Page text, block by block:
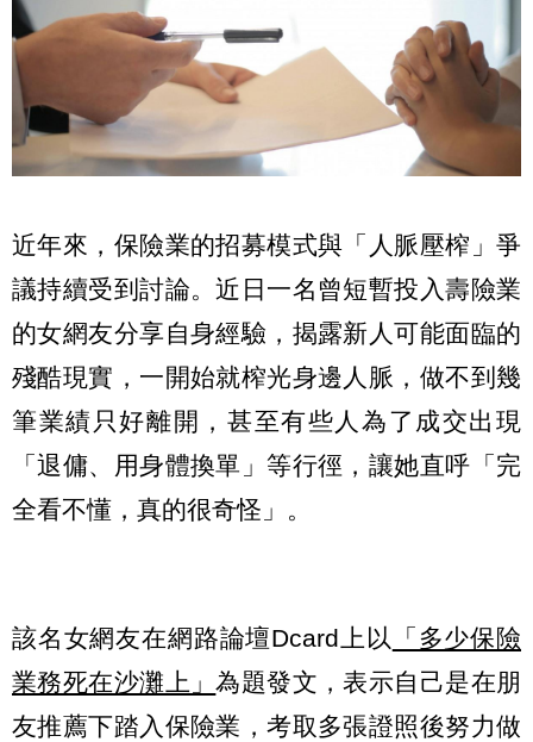
近年來，保險業的招募模式與「人脈壓榨」爭
議持續受到討論。近日一名曾短暫投入壽險業
的女網友分享自身經驗，揭露新人可能面臨的
殘酷現實，一開始就榨光身邊人脈，做不到幾
筆業績只好離開，甚至有些人為了成交出現
「退傭、用身體換單」等行徑，讓她直呼「完
全看不懂，真的很奇怪」。
該名女網友在網路論壇Dcard上以
「多少保險
業務死在沙灘上」為題發文，表示自己是在朋
友推薦下踏入保險業，考取多張證照後努力做